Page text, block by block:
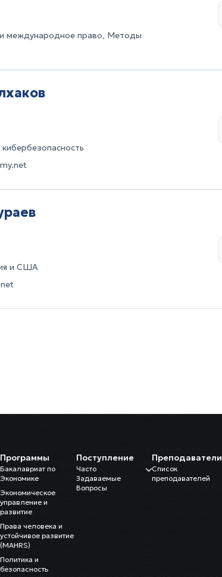
международное право, Методы
и США
Программы
Бакалавриат по
Экономике
Экономическое
управление и
развитие
Права человека и
устойчивое развитие
(MAHRS)
Политика и
безопасность
Поступление
Часто
Задаваемые
Вопросы
Преподаватели
Список
преподавателей